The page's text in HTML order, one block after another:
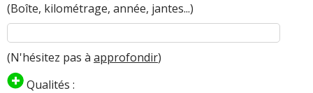
(Boîte, kilométrage, année, jantes...)
(N'hésitez pas à approfondir)
Qualités :